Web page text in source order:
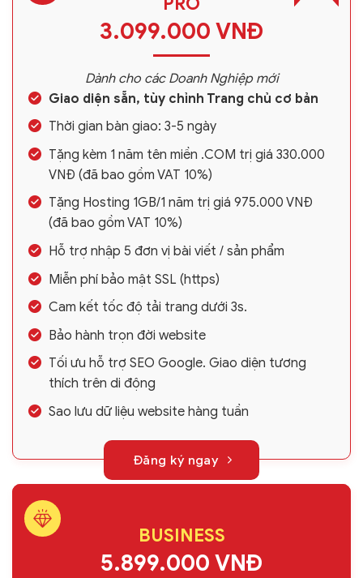
3.099.000 VNĐ
Dành cho các Doanh Nghiệp mới
Giao diện sẵn, tùy chỉnh Trang chủ cơ bản
Thời gian bàn giao: 3-5 ngày
Tặng kèm 1 năm tên miền .COM trị giá 330.000
VNĐ (đã bao gồm VAT 10%)
Tặng Hosting 1GB/1 năm trị giá 975.000 VNĐ
(đã bao gồm VAT 10%)
Hỗ trợ nhập 5 đơn vị bài viết / sản phẩm
Miễn phí bảo mật SSL (https)
Cam kết tốc độ tải trang dưới 3s.
Bảo hành trọn đời website
Tối ưu hỗ trợ SEO Google. Giao diện tương
thích trên di động
Sao lưu dữ liệu website hàng tuần
Đăng ký ngay
BUSINESS
5.899.000 VNĐ